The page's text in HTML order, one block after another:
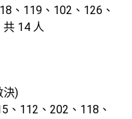
、119、102、126、
14 人
決)
、112、202、118、